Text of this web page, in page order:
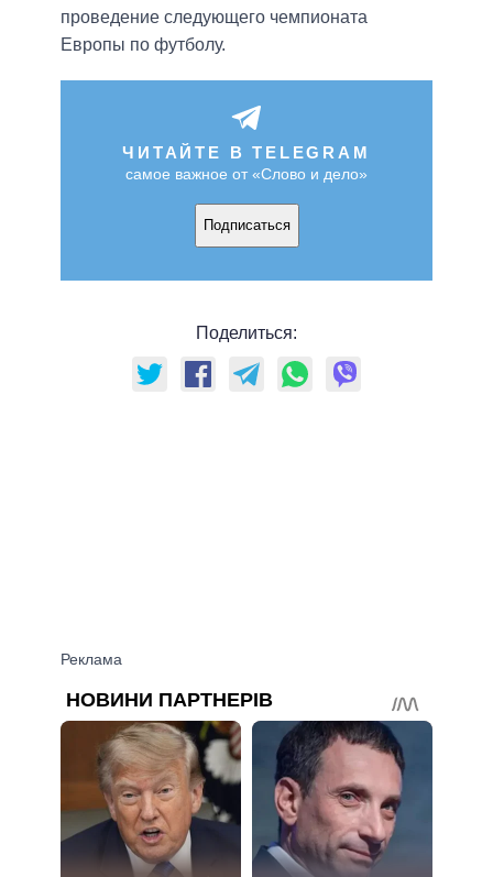
проведение следующего чемпионата
Европы по футболу.
ЧИТАЙТЕ В TELEGRAM
самое важное от «Слово и дело»
Подписаться
Поделиться: